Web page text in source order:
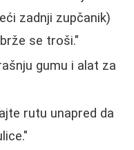
zadnji zupčanik)
se troši."
gumu i alat za
rutu unapred da